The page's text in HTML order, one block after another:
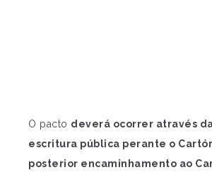
O pacto deverá ocorrer através
escritura pública perante o
posterior encaminhamento ao